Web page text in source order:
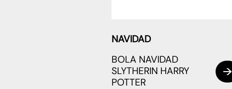
NAVIDAD
BOLA NAVIDAD
SLYTHERIN HARRY
POTTER